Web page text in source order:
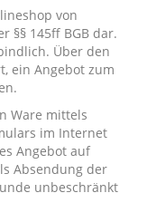
von
§§ 145ff BGB dar.
Über den
ein Angebot zum
Ware mittels
im Internet
Angebot auf
Absendung der
unbeschränkt